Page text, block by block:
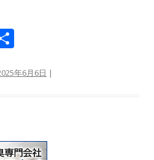
年6月6日 |